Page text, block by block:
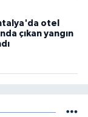
otel
çıkan yangın